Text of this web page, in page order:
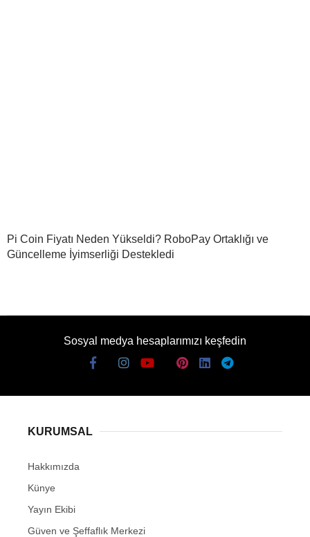
Pi Coin Fiyatı Neden Yükseldi? RoboPay Ortaklığı ve
Güncelleme İyimserliği Destekledi
Sosyal medya hesaplarımızı keşfedin
KURUMSAL
Hakkımızda
Künye
Yayın Ekibi
Güven ve Şeffaflık Merkezi